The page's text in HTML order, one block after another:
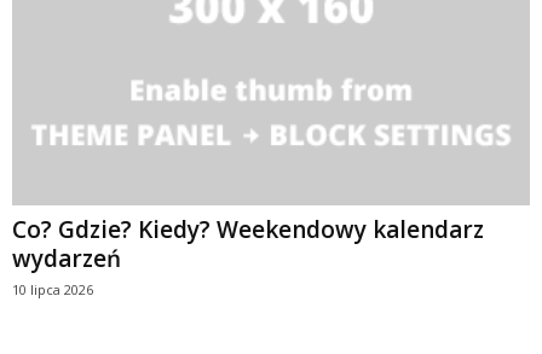
Co? Gdzie? Kiedy? Weekendowy kalendarz
wydarzeń
10 lipca 2026